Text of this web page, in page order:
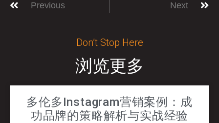
Previous Next
Don’t Stop Here
浏览更多
多伦多Instagram营销案例：成
功品牌的策略解析与实战经验